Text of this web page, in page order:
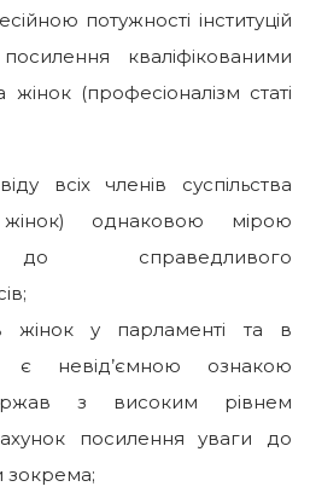
потужності інституцій
кваліфікованими
(професіоналізм статі
всіх членів суспільства
жінок) однаковою мірою
справедливого
жінок у парламенті та в
є невід’ємною ознакою
з високим рівнем
посилення уваги до
зокрема;